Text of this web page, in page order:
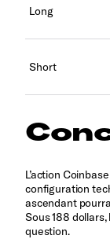
Long
Short
L’action
configuration
ascendant
Sous 188
question.